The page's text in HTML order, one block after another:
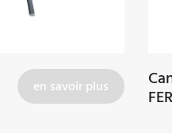
en savoir plus